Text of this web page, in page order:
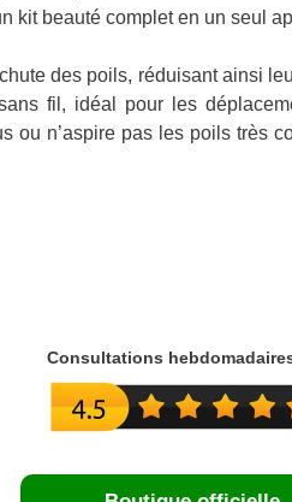
kit beauté complet en un seul
des poils, réduisant ainsi
fil, idéal pour les
ou n’aspire pas les poils très
Consultations